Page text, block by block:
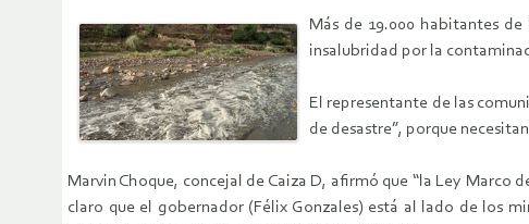
Más de 19.000 habitantes
insalubridad por la
El representante de las
de desastre”, porque
Marvin Choque, concejal de Caiza D, afirmó que “la Ley
claro que el gobernador (Félix Gonzales) está al lado de los